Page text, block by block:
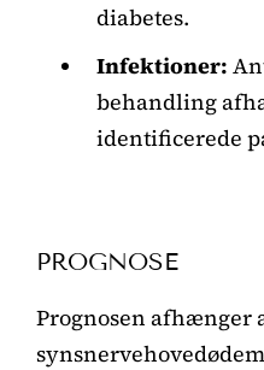
diabetes.
Infektioner:
behandling
identificerede
PROGNOSE
Prognosen afhænger